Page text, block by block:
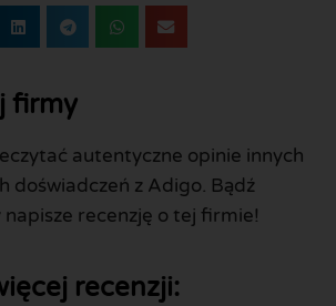
firmy
autentyczne opinie innych
doświadczeń z Adigo. Bądź
recenzję o tej firmie!
recenzji: